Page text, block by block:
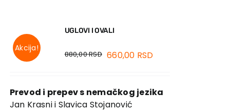
Akcija!
UGLOVI I OVALI
880,00RSD 660,00 RSD
Prevod i prepev s nemačkog jezika
Jan Krasni i Slavica Stojanović